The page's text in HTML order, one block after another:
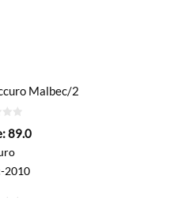
Malbec/2
89.0
2010